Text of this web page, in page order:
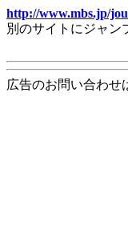
http://www.mbs.jp/
別のサイトにジャン
広告のお問い合わせ